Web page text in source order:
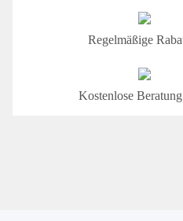
Regelmäßige
Kostenlose